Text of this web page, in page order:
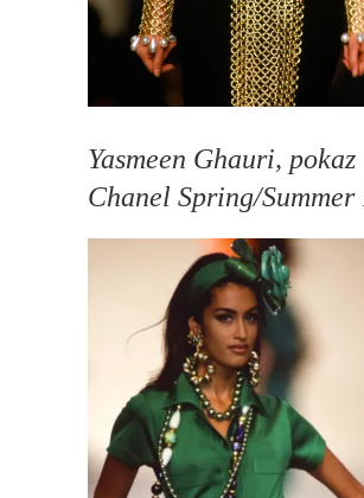
Yasmeen Ghauri, pokaz
Chanel Spring/Summer